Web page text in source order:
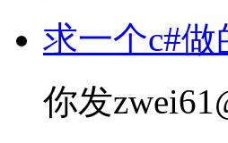
求一个c#
你发